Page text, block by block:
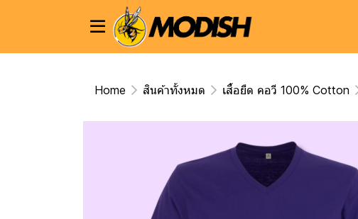
Home สินค้าทั้งหมด เสื้อยืด คอวี 100% Cotton